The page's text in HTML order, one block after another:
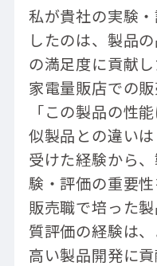
私が貴社の実験
したのは、製品
の満足度に貢献し
家電量販店での
「この製品の性
似製品との違い
受けた経験から
験・評価の重要性
販売職で培った
質評価の経験は
高い製品開発に